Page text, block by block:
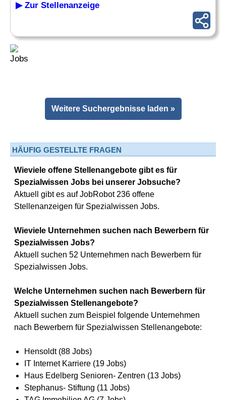
▶ Zur Stellenanzeige
Weitere Suchergebnisse laden »
HÄUFIG GESTELLTE FRAGEN
Wieviele offene Stellenangebote gibt es für
Spezialwissen Jobs bei unserer Jobsuche?
Aktuell gibt es auf JobRobot 236 offene
Stellenanzeigen für Spezialwissen Jobs.
Wieviele Unternehmen suchen nach Bewerbern für
Spezialwissen Jobs?
Aktuell suchen 52 Unternehmen nach Bewerbern für
Spezialwissen Jobs.
Welche Unternehmen suchen nach Bewerbern für
Spezialwissen Stellenangebote?
Aktuell suchen zum Beispiel folgende Unternehmen
nach Bewerbern für Spezialwissen Stellenangebote:
Hensoldt (88 Jobs)
IT Internet Karriere (19 Jobs)
Haus Edelberg Senioren- Zentren (13 Jobs)
Stephanus- Stiftung (11 Jobs)